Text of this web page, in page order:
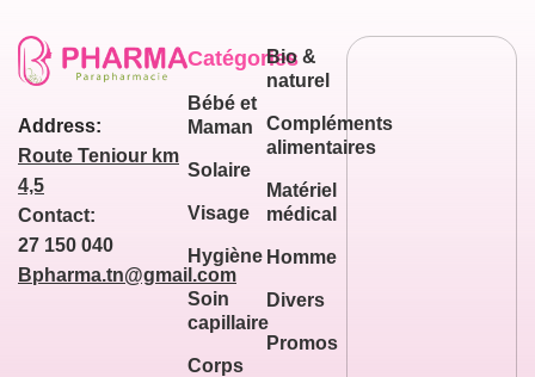
Address:
Route Teniour km
4,5
Contact:
27 150 040
Bpharma.tn@gmail.com
Catégories
Bébé et
Maman
Solaire
Visage
Hygiène
Soin
capillaire
Corps
Bio &
naturel
Compléments
alimentaires
Matériel
médical
Homme
Divers
Promos